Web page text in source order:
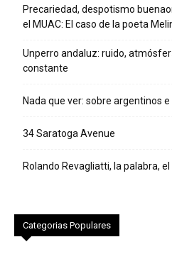
Precariedad, despotismo
el MUAC: El caso de la poeta
Unperro andaluz: ruido,
constante
Nada que ver: sobre argentinos
34 Saratoga Avenue
Rolando Revagliatti, la palabra,
Categorias Populares